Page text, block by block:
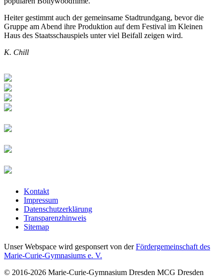
Heiter gestimmt auch der gemeinsame S­tadtrundgang, bevor die
Gruppe am Abend ihre Produktion auf dem Festival im Kleinen
Haus des Staatsschauspiels unter viel Beifall zeigen wird.
K. Chill
Kontakt
Impressum
Datenschutzerklärung
Transparenzhinweis
Sitemap
Unser Webspace wird gesponsert von derFördergemeinschaft des
Marie-Curie-Gymnasiums e. V.
© 2016-2026 Marie-Curie-Gymnasium Dresden MCG Dresden